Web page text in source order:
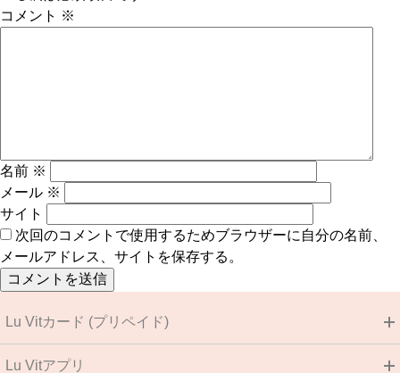
コメント ※
名前 ※
メール ※
サイト
次回のコメントで使用するためブラウザーに自分の名前、
メールアドレス、サイトを保存する。
Lu Vitカード (プリペイド)
Lu Vitアプリ